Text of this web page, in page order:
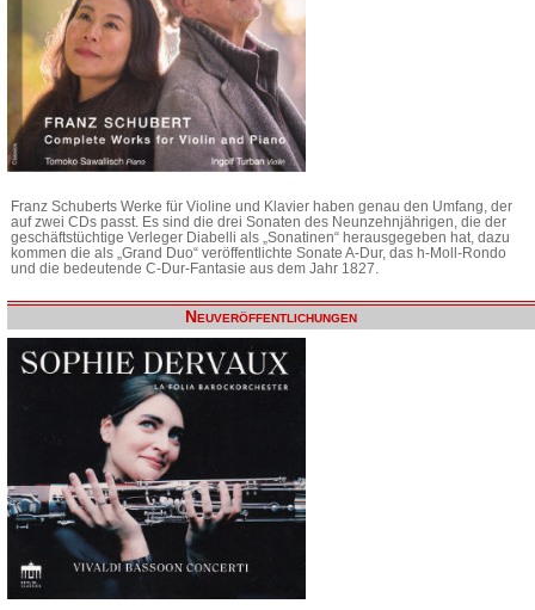
Franz Schuberts Werke für Violine und Klavier haben genau den Umfang, der
auf zwei CDs passt. Es sind die drei Sonaten des Neunzehnjährigen, die der
geschäftstüchtige Verleger Diabelli als „Sonatinen“ herausgegeben hat, dazu
kommen die als „Grand Duo“ veröffentlichte Sonate A-Dur, das h-Moll-Rondo
und die bedeutende C-Dur-Fantasie aus dem Jahr 1827.
Neuveröffentlichungen